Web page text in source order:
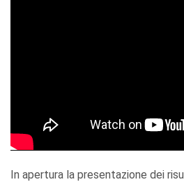
In apertura la presentazione dei